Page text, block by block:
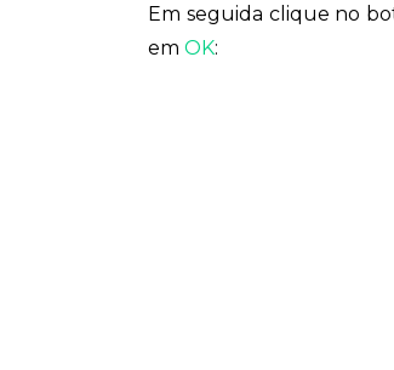
Em seguida clique no
em OK: